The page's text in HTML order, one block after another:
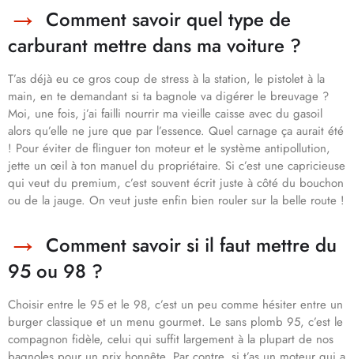
Comment savoir quel type de
carburant mettre dans ma voiture ?
T’as déjà eu ce gros coup de stress à la station, le pistolet à la
main, en te demandant si ta bagnole va digérer le breuvage ?
Moi, une fois, j’ai failli nourrir ma vieille caisse avec du gasoil
alors qu’elle ne jure que par l’essence. Quel carnage ça aurait été
! Pour éviter de flinguer ton moteur et le système antipollution,
jette un œil à ton manuel du propriétaire. Si c’est une capricieuse
qui veut du premium, c’est souvent écrit juste à côté du bouchon
ou de la jauge. On veut juste enfin bien rouler sur la belle route !
Comment savoir si il faut mettre du
95 ou 98 ?
Choisir entre le 95 et le 98, c’est un peu comme hésiter entre un
burger classique et un menu gourmet. Le sans plomb 95, c’est le
compagnon fidèle, celui qui suffit largement à la plupart de nos